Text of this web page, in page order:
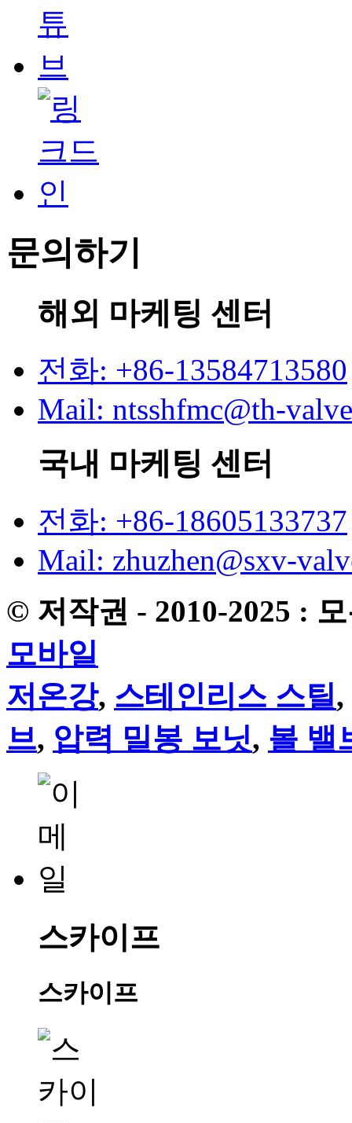
문의하기
해외 마케팅 센터
전화: +86-13584713580
Mail: ntsshfmc@th-
국내 마케팅 센터
전화: +86-18605133737
Mail: zhuzhen@sxv-
© 저작권 - 2010-2025 :
모바일
저온강, 스테인리스 스틸,
브, 압력 밀봉 보닛, 볼 밸
스카이프
스카이프